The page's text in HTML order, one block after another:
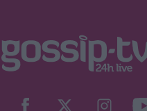
Κάπρι: Η Αμαλία
look!